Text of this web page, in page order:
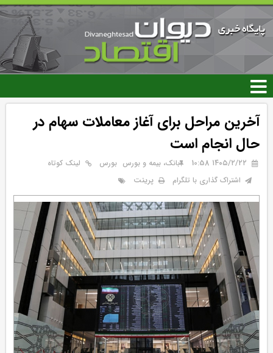
رفتن
محتوای
اصلی
آخرین مراحل برای آغاز معاملات سهام در
حال انجام است
۱۴۰۵/۲/۲۲ 10:58 بانک، بیمه و بورس بورس
لینک کوتاه
اشتراک گذاری با تلگرام
پرینت